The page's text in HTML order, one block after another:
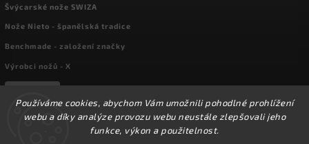
Používáme cookies, abychom Vám umožnili pohodlné prohlížení
webu a díky analýze provozu webu neustále zlepšovali jeho
funkce, výkon a použitelnost.
☀️Ve dnech 3-14.8 2026 máme zavřeno z důvodu
Švýcarské nože SWIZA
Nože Nieto - španělská tradice
Benchmade - založení značky
Výrobci nožů - X